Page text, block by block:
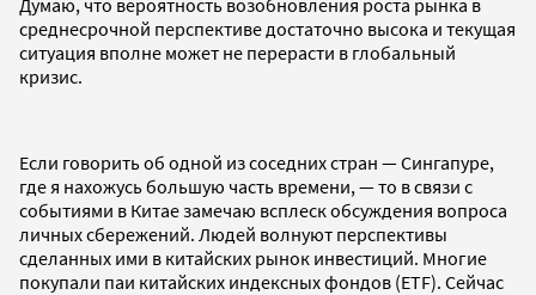
среднесрочной перспективе достаточно высока и текущая
ситуация вполне может не перерасти в глобальный
кризис.
Если говорить об одной из соседних стран — Сингапуре,
где я нахожусь большую часть времени, — то в связи с
событиями в Китае замечаю всплеск обсуждения вопроса
личных сбережений. Людей волнуют перспективы
сделанных ими в китайских рынок инвестиций. Многие
покупали паи китайских индексных фондов (ETF). Сейчас